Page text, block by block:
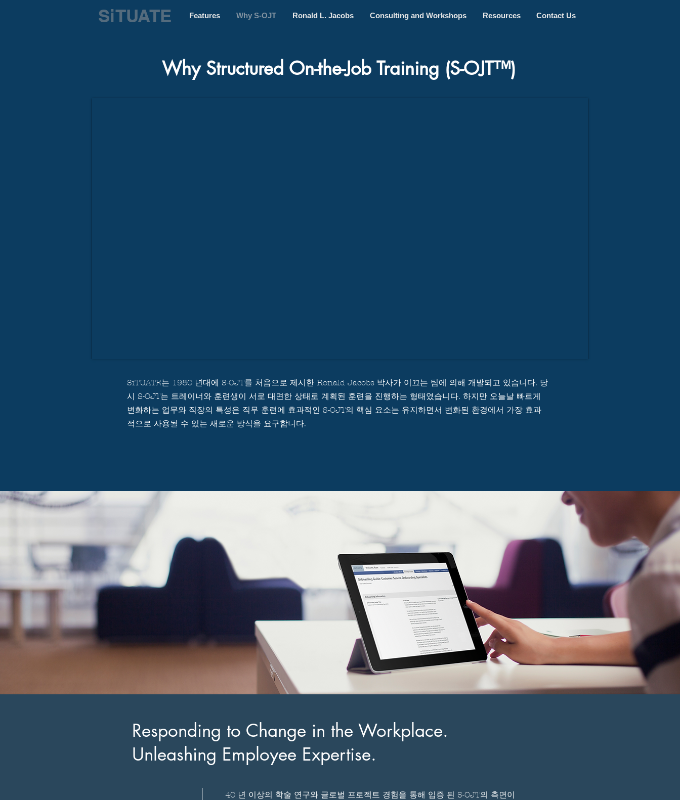
SiTUATE Features Why S-OJT Ronald L. Jacobs Consulting and Workshops Resources Contact Us
Why Structured On-the-Job Training (S-OJT™)
SiTUATE는 1980 년대에 S-OJT를 처음으로 제시한 Ronald Jacobs 박사가 이끄는 팀에 의해 개발되고 있습니다. 당
시 S-OJT는 트레이너와 훈련생이 서로 대면한 상태로 계획된 훈련을 진행하는 형태였습니다. 하지만 오늘날 빠르게
변화하는 업무와 직장의 특성은 직무 훈련에 효과적인 S-OJT의 핵심 요소는 유지하면서 변화된 환경에서 가장 효과
적으로 사용될 수 있는 새로운 방식을 요구합니다.
Responding to Change in the Workplace.
Unleashing Employee Expertise.
40 년 이상의 학술 연구와 글로벌 프로젝트 경험을 통해 입증 된 S-OJT의 측면이